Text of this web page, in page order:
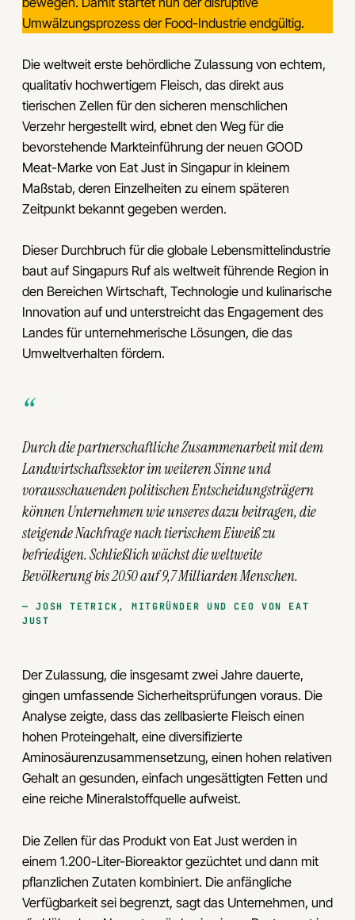
Umwälzungsprozess der Food-Industrie endgültig.
Die weltweit erste behördliche Zulassung von echtem,
qualitativ hochwertigem Fleisch, das direkt aus
tierischen Zellen für den sicheren menschlichen
Verzehr hergestellt wird, ebnet den Weg für die
bevorstehende Markteinführung der neuen GOOD
Meat-Marke von Eat Just in Singapur in kleinem
Maßstab, deren Einzelheiten zu einem späteren
Zeitpunkt bekannt gegeben werden.
Dieser Durchbruch für die globale Lebensmittelindustrie
baut auf Singapurs Ruf als weltweit führende Region in
den Bereichen Wirtschaft, Technologie und kulinarische
Innovation auf und unterstreicht das Engagement des
Landes für unternehmerische Lösungen, die das
Umweltverhalten fördern.
Durch die partnerschaftliche Zusammenarbeit mit dem
Landwirtschaftssektor im weiteren Sinne und
vorausschauenden politischen Entscheidungsträgern
können Unternehmen wie unseres dazu beitragen, die
steigende Nachfrage nach tierischem Eiweiß zu
befriedigen. Schließlich wächst die weltweite
Bevölkerung bis 2050 auf 9,7 Milliarden Menschen.
JOSH TETRICK, MITGRÜNDER UND CEO VON EAT
JUST
Der Zulassung, die insgesamt zwei Jahre dauerte,
gingen umfassende Sicherheitsprüfungen voraus. Die
Analyse zeigte, dass das zellbasierte Fleisch einen
hohen Proteingehalt, eine diversifizierte
Aminosäurenzusammensetzung, einen hohen relativen
Gehalt an gesunden, einfach ungesättigten Fetten und
eine reiche Mineralstoffquelle aufweist.
Die Zellen für das Produkt von Eat Just werden in
einem 1.200-Liter-Bioreaktor gezüchtet und dann mit
pflanzlichen Zutaten kombiniert. Die anfängliche
Verfügbarkeit sei begrenzt, sagt das Unternehmen, und